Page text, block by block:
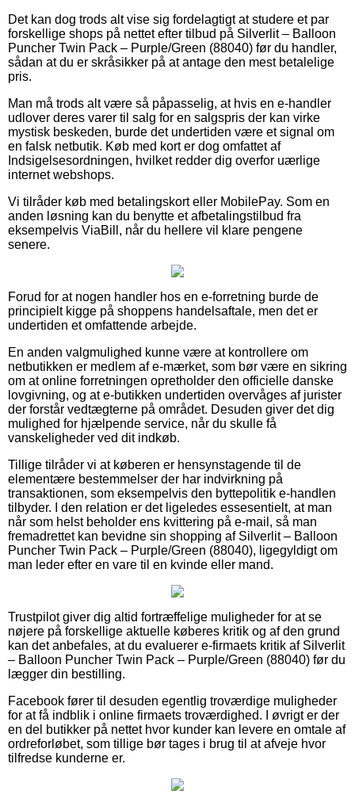
Det kan dog trods alt vise sig fordelagtigt at studere et par
forskellige shops på nettet efter tilbud på Silverlit – Balloon
Puncher Twin Pack – Purple/Green (88040) før du handler,
sådan at du er skråsikker på at antage den mest betalelige
pris.
Man må trods alt være så påpasselig, at hvis en e-handler
udlover deres varer til salg for en salgspris der kan virke
mystisk beskeden, burde det undertiden være et signal om
en falsk netbutik. Køb med kort er dog omfattet af
Indsigelsesordningen, hvilket redder dig overfor uærlige
internet webshops.
Vi tilråder køb med betalingskort eller MobilePay. Som en
anden løsning kan du benytte et afbetalingstilbud fra
eksempelvis ViaBill, når du hellere vil klare pengene
senere.
Forud for at nogen handler hos en e-forretning burde de
principielt kigge på shoppens handelsaftale, men det er
undertiden et omfattende arbejde.
En anden valgmulighed kunne være at kontrollere om
netbutikken er medlem af e-mærket, som bør være en sikring
om at online forretningen opretholder den officielle danske
lovgivning, og at e-butikken undertiden overvåges af jurister
der forstår vedtægterne på området. Desuden giver det dig
mulighed for hjælpende service, når du skulle få
vanskeligheder ved dit indkøb.
Tillige tilråder vi at køberen er hensynstagende til de
elementære bestemmelser der har indvirkning på
transaktionen, som eksempelvis den byttepolitik e-handlen
tilbyder. I den relation er det ligeledes essesentielt, at man
når som helst beholder ens kvittering på e-mail, så man
fremadrettet kan bevidne sin shopping af Silverlit – Balloon
Puncher Twin Pack – Purple/Green (88040), ligegyldigt om
man leder efter en vare til en kvinde eller mand.
Trustpilot giver dig altid fortræffelige muligheder for at se
nøjere på forskellige aktuelle køberes kritik og af den grund
kan det anbefales, at du evaluerer e-firmaets kritik af Silverlit
– Balloon Puncher Twin Pack – Purple/Green (88040) før du
lægger din bestilling.
Facebook fører til desuden egentlig troværdige muligheder
for at få indblik i online firmaets troværdighed. I øvrigt er der
en del butikker på nettet hvor kunder kan levere en omtale af
ordreforløbet, som tillige bør tages i brug til at afveje hvor
tilfredse kunderne er.